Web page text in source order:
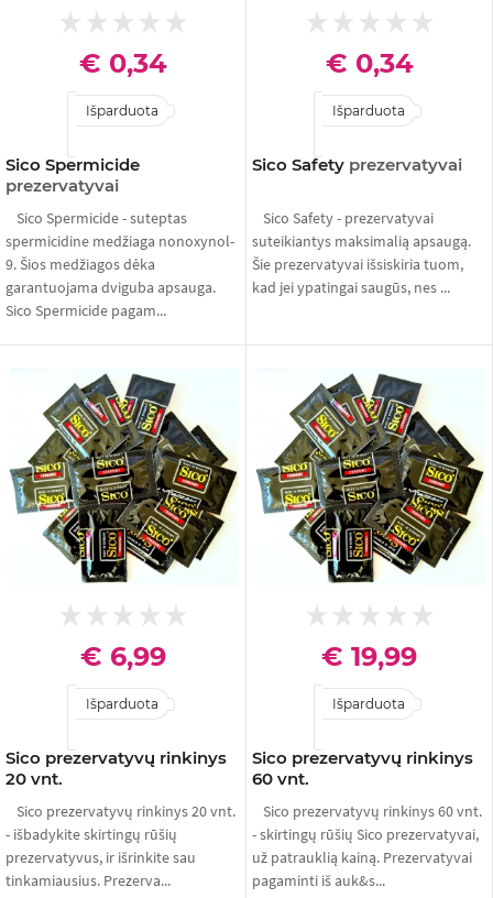
Sico Spermicide
prezervatyvai
€ 0,34
Išparduota
Sico Spermicide - suteptas
spermicidine medžiaga nonoxynol-
9. Šios medžiagos dėka
garantuojama dviguba apsauga.
Sico Spermicide pagam...
Sico Safety prezervatyvai
€ 0,34
Išparduota
Sico Safety - prezervatyvai
suteikiantys maksimalią apsaugą.
Šie prezervatyvai išsiskiria tuom,
kad jei ypatingai saugūs, nes ...
Sico prezervatyvų rinkinys
20 vnt.
€ 6,99
Išparduota
Sico prezervatyvų rinkinys 20 vnt.
- išbadykite skirtingų rūšių
prezervatyvus, ir išrinkite sau
tinkamiausius. Prezerva...
Sico prezervatyvų rinkinys
60 vnt.
€ 19,99
Išparduota
Sico prezervatyvų rinkinys 60 vnt.
- skirtingų rūšių Sico prezervatyvai,
už patrauklią kainą. Prezervatyvai
pagaminti iš auk&s...